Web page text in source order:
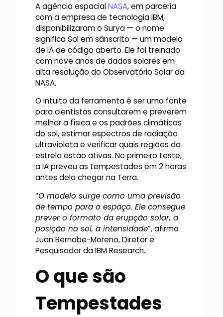
A agência espacialNASA, em parceria
com a empresa de tecnologia IBM,
disponibilizaram o Surya — o nome
significa Sol em sânscrito — um modelo
de IA de código aberto. Ele foi treinado
com nove anos de dados solares em
alta resolução do Observatório Solar da
NASA.
O intuito da ferramenta é ser uma fonte
para cientistas consultarem e preverem
melhor a física e os padrões climáticos
do sol, estimar espectros de radiação
ultravioleta e verificar quais regiões da
estrela estão ativas. No primeiro teste,
a IA preveu as tempestades em 2 horas
antes dela chegar na Terra.
“O modelo surge como uma previsão
de tempo para o espaço. Ele consegue
prever o formato da erupção solar, a
posição no sol, a intensidade”, afirma
Juan Bernabe-Moreno, Diretor e
Pesquisador da IBM Research.
O que são
Tempestades